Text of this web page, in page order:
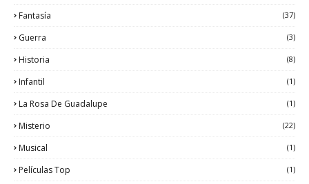
Fantasía (37)
Guerra (3)
Historia (8)
Infantil (1)
La Rosa De Guadalupe (1)
Misterio (22)
Musical (1)
Películas Top (1)